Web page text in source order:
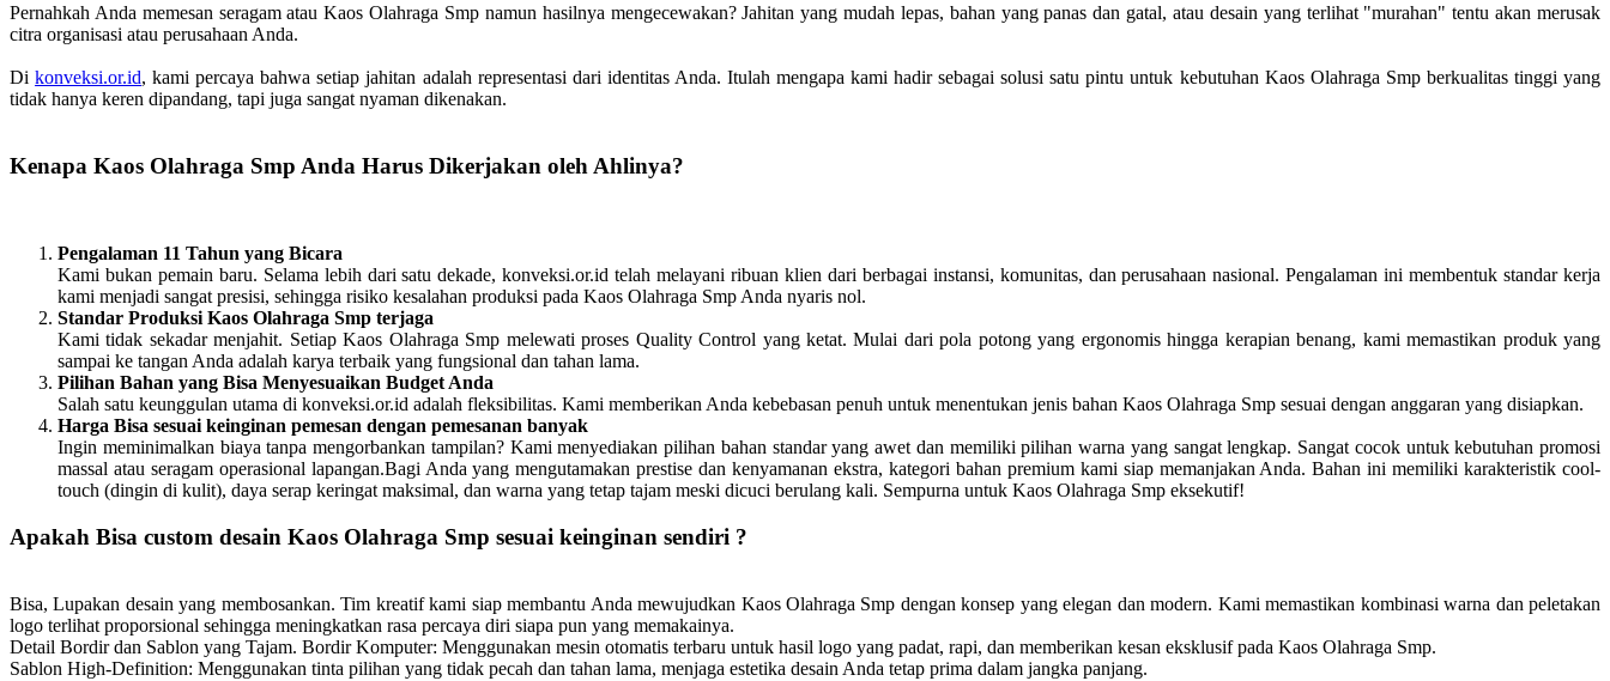
Pernahkah Anda memesan seragam atau Kaos Olahraga Smp namun hasilnya mengecewakan? Jahitan yang mudah lepas, bahan yang panas dan gatal, atau desain yang terlihat "murahan" tentu akan merusak
citra organisasi atau perusahaan Anda.
Dikonveksi.or.id, kami percaya bahwa setiap jahitan adalah representasi dari identitas Anda. Itulah mengapa kami hadir sebagai solusi satu pintu untuk kebutuhan Kaos Olahraga Smp berkualitas tinggi yang
tidak hanya keren dipandang, tapi juga sangat nyaman dikenakan.
Kenapa Kaos Olahraga Smp Anda Harus Dikerjakan oleh Ahlinya?
Pengalaman 11 Tahun yang Bicara
Kami bukan pemain baru. Selama lebih dari satu dekade, konveksi.or.id telah melayani ribuan klien dari berbagai instansi, komunitas, dan perusahaan nasional. Pengalaman ini membentuk standar kerja
kami menjadi sangat presisi, sehingga risiko kesalahan produksi pada Kaos Olahraga Smp Anda nyaris nol.
Standar Produksi Kaos Olahraga Smp terjaga
Kami tidak sekadar menjahit. Setiap Kaos Olahraga Smp melewati proses Quality Control yang ketat. Mulai dari pola potong yang ergonomis hingga kerapian benang, kami memastikan produk yang
sampai ke tangan Anda adalah karya terbaik yang fungsional dan tahan lama.
Pilihan Bahan yang Bisa Menyesuaikan Budget Anda
Salah satu keunggulan utama di konveksi.or.id adalah fleksibilitas. Kami memberikan Anda kebebasan penuh untuk menentukan jenis bahan Kaos Olahraga Smp sesuai dengan anggaran yang disiapkan.
Harga Bisa sesuai keinginan pemesan dengan pemesanan banyak
Ingin meminimalkan biaya tanpa mengorbankan tampilan? Kami menyediakan pilihan bahan standar yang awet dan memiliki pilihan warna yang sangat lengkap. Sangat cocok untuk kebutuhan promosi
massal atau seragam operasional lapangan.Bagi Anda yang mengutamakan prestise dan kenyamanan ekstra, kategori bahan premium kami siap memanjakan Anda. Bahan ini memiliki karakteristik cool-
touch (dingin di kulit), daya serap keringat maksimal, dan warna yang tetap tajam meski dicuci berulang kali. Sempurna untuk Kaos Olahraga Smp eksekutif!
Apakah Bisa custom desain Kaos Olahraga Smp sesuai keinginan sendiri ?
Bisa, Lupakan desain yang membosankan. Tim kreatif kami siap membantu Anda mewujudkan Kaos Olahraga Smp dengan konsep yang elegan dan modern. Kami memastikan kombinasi warna dan peletakan
logo terlihat proporsional sehingga meningkatkan rasa percaya diri siapa pun yang memakainya.
Detail Bordir dan Sablon yang Tajam. Bordir Komputer: Menggunakan mesin otomatis terbaru untuk hasil logo yang padat, rapi, dan memberikan kesan eksklusif pada Kaos Olahraga Smp.
Sablon High-Definition: Menggunakan tinta pilihan yang tidak pecah dan tahan lama, menjaga estetika desain Anda tetap prima dalam jangka panjang.